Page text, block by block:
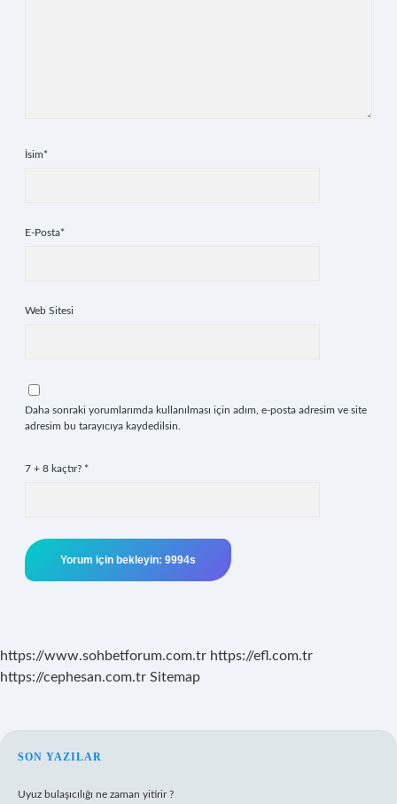
İsim*
E-Posta*
Web Sitesi
Daha sonraki yorumlarımda kullanılması için adım, e-posta adresim ve site
adresim bu tarayıcıya kaydedilsin.
7 + 8 kaçtır? *
https://www.sohbetforum.com.tr https://efl.com.tr
https://cephesan.com.tr Sitemap
SIDEBAR
SON YAZILAR
Uyuz bulaşıcılığı ne zaman yitirir ?